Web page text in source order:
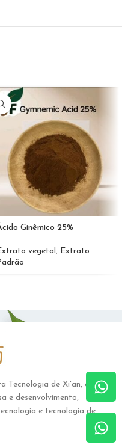
Ginêmico 25%
vegetal, Extrato
Tecnologia de Xi'an, é uma
e desenvolvimento,
e tecnologia de